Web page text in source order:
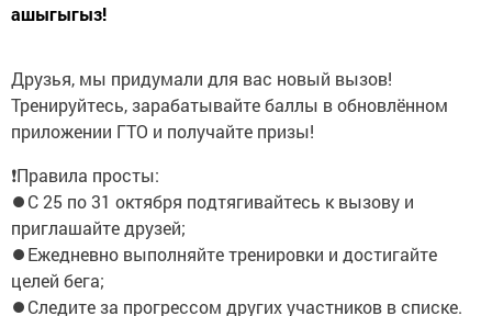
ашыгыгыз!
Друзья, мы придумали для вас новый вызов!
Тренируйтесь, зарабатывайте баллы в обновлённом
приложении ГТО и получайте призы!
❗️Правила просты:
⏺С 25 по 31 октября подтягивайтесь к вызову и
приглашайте друзей;
⏺Ежедневно выполняйте тренировки и достигайте
целей бега;
⏺Следите за прогрессом других участников в списке.